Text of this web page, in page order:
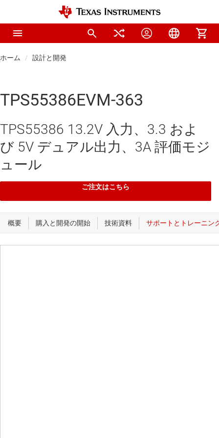
ホーム 設計と開発
TPS55386EVM-363
TPS55386 13.2V 入力、3.3 およ
び 5V デュアル出力、3A 評価モジ
ュール
ご注文はこちら